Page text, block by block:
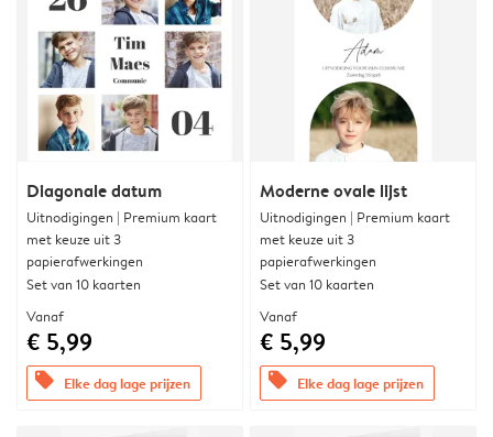
Diagonale datum
Uitnodigingen | Premium kaart
met keuze uit 3
papierafwerkingen
Set van 10 kaarten
Vanaf
€ 5,99
offers Elke dag lage prijzen
Moderne ovale lijst
Uitnodigingen | Premium kaart
met keuze uit 3
papierafwerkingen
Set van 10 kaarten
Vanaf
€ 5,99
offers Elke dag lage prijzen